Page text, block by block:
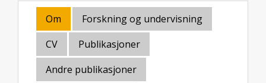
Om
Forskning og undervisning
CV
Publikasjoner
Andre publikasjoner